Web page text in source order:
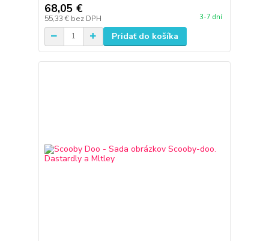
68,05 €
55,33 € bez DPH 3-7 dní
Pridať do košíka